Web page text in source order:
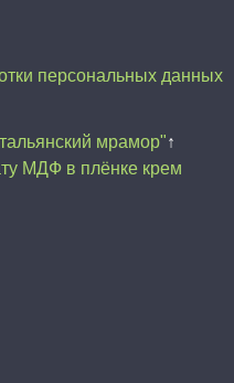
персональных данных
мрамор"↑
МДФ в плёнке крем